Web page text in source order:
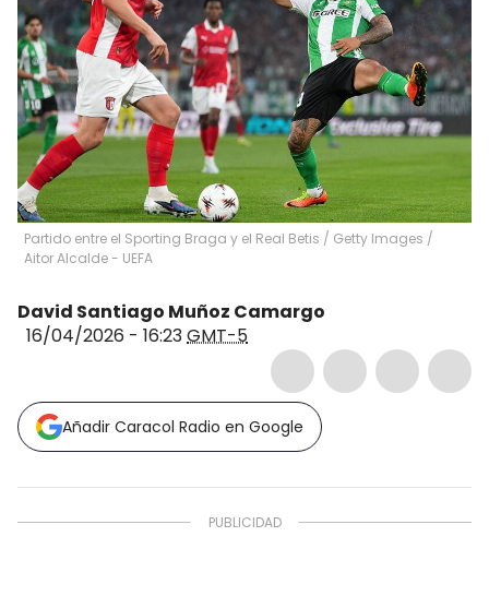
Partido entre el Sporting Braga y el Real Betis / Getty Images /
Aitor Alcalde - UEFA
David Santiago Muñoz Camargo
16/04/2026 - 16:23GMT-5
Añadir Caracol Radio en Google